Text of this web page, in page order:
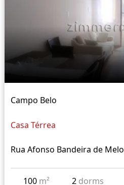
Campo Belo
Casa Térrea
Rua Afonso Bandeira de Melo
100 m² 2 dorms